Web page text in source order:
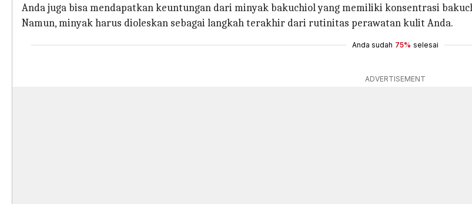
Anda juga bisa mendapatkan keuntungan dari minyak bakuchiol yang memiliki konsentrasi
Namun, minyak harus dioleskan sebagai langkah terakhir dari rutinitas perawatan kulit Anda.
Anda sudah 75% selesai
ADVERTISEMENT